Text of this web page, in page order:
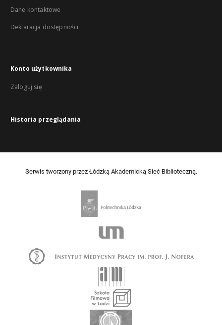
Dane kontaktowe
Deklaracja dostępności
Konto użytkownika
Zaloguj się
Historia przeglądania
Serwis tworzony przez Łódzką Akademicką Sieć Biblioteczną.